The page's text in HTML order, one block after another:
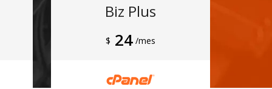
Biz Plus
$ 24/mes